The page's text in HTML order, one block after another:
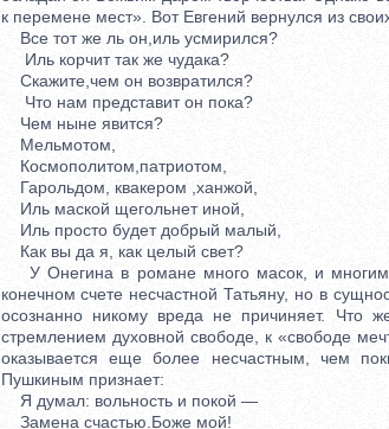
к перемене мест». Вот Евгений вернулся из
Все тот же ль он,иль усмирился?
Иль корчит так же чудака?
Скажите,чем он возвратился?
Что нам представит он пока?
Чем ныне явится?
Мельмотом,
Космополитом,патриотом,
Гарольдом, квакером ,ханжой,
Иль маской щегольнет иной,
Иль просто будет добрый малый,
Как вы да я, как целый свет?
У Онегина в романе много масок, и многим
конечном счете несчастной Татьяну, но в
осознанно никому вреда не причиняет.
стремлением духовной свободе, к «свободе
оказывается еще более несчастным, чем
Пушкиным признает:
Я думал: вольность и покой —
Замена счастью.Боже мой!